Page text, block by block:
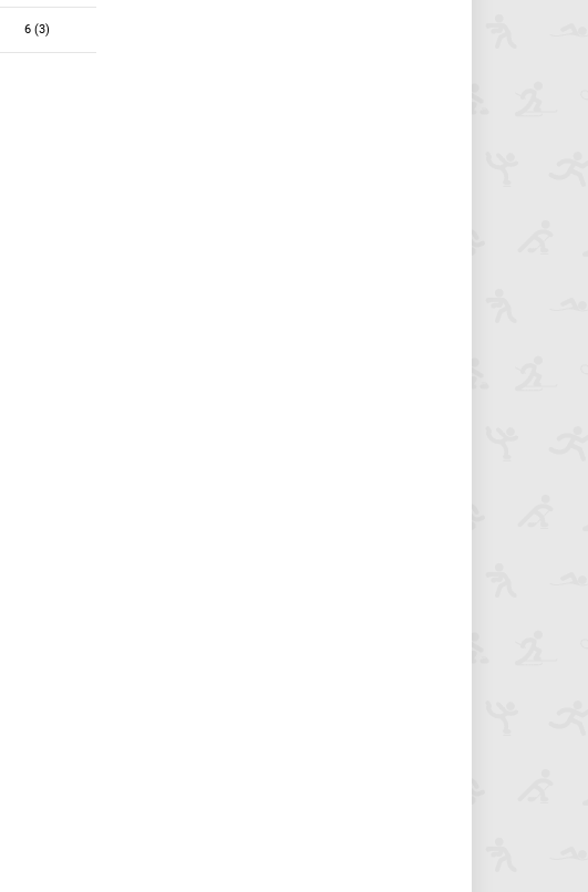
6 (3)